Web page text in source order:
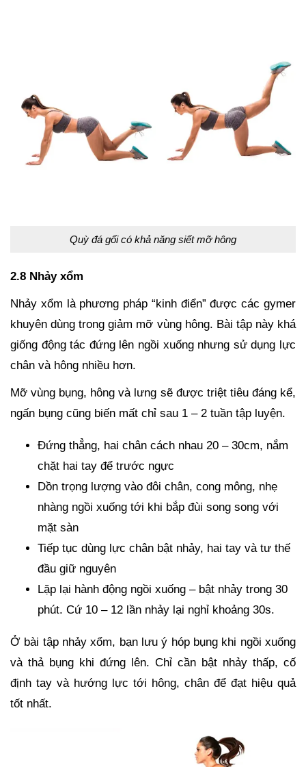
Quỳ đá gối có khả năng siết mỡ hông
2.8 Nhảy xổm
Nhảy xổm là phương pháp “kinh điển” được các gymer
khuyên dùng trong giảm mỡ vùng hông. Bài tập này khá
giống động tác đứng lên ngồi xuống nhưng sử dụng lực
chân và hông nhiều hơn.
Mỡ vùng bụng, hông và lưng sẽ được triệt tiêu đáng kể,
ngấn bụng cũng biến mất chỉ sau 1 – 2 tuần tập luyện.
Đứng thẳng, hai chân cách nhau 20 – 30cm, nắm
chặt hai tay để trước ngực
Dồn trọng lượng vào đôi chân, cong mông, nhẹ
nhàng ngồi xuống tới khi bắp đùi song song với
mặt sàn
Tiếp tục dùng lực chân bật nhảy, hai tay và tư thế
đầu giữ nguyên
Lặp lại hành động ngồi xuống – bật nhảy trong 30
phút. Cứ 10 – 12 lần nhảy lại nghỉ khoảng 30s.
Ở bài tập nhảy xổm, bạn lưu ý hóp bụng khi ngồi xuống
và thả bụng khi đứng lên. Chỉ cần bật nhảy thấp, cố
định tay và hướng lực tới hông, chân để đạt hiệu quả
tốt nhất.